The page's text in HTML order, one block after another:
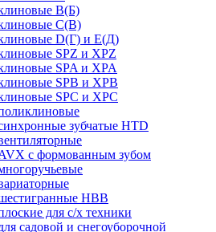
В(Б)
С(В)
D(Г) и Е(Д)
SPZ и XPZ
SPA и XPA
SPB и XPB
SPC и XPC
зубчатые HTD
с формованным зубом
HBB
для с/х техники
садовой и снегоуборочной